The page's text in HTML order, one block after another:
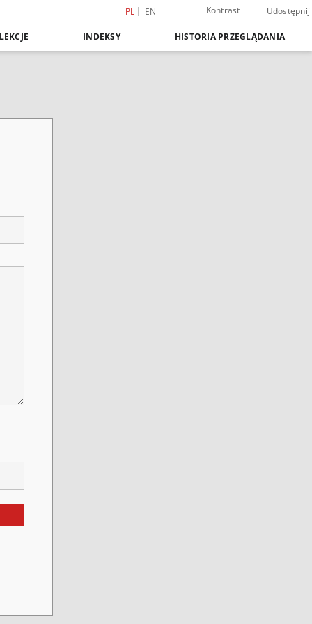
PL EN Kontrast Udostępnij
INDEKSY HISTORIA PRZEGLĄDANIA